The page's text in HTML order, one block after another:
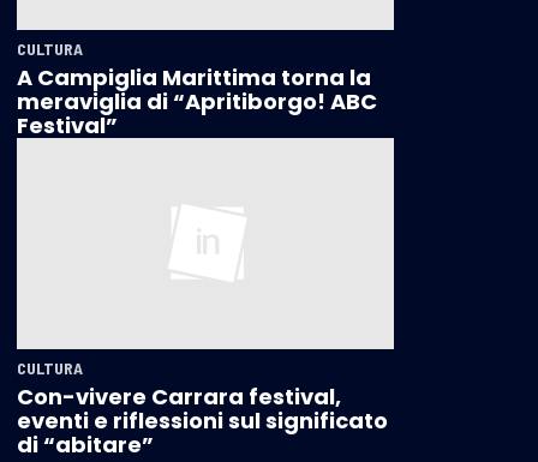
CULTURA
A Campiglia Marittima torna la
meraviglia di “Apritiborgo! ABC
Festival”
CULTURA
Con-vivere Carrara festival,
eventi e riflessioni sul significato
di “abitare”